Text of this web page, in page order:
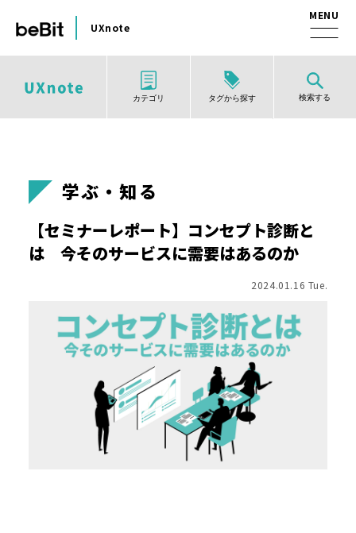
UXnote
カテゴリ タグから探す 検索する
学ぶ・知る
【セミナーレポート】コンセプト診断と
は 今そのサービスに需要はあるのか
2024.01.16 Tue.